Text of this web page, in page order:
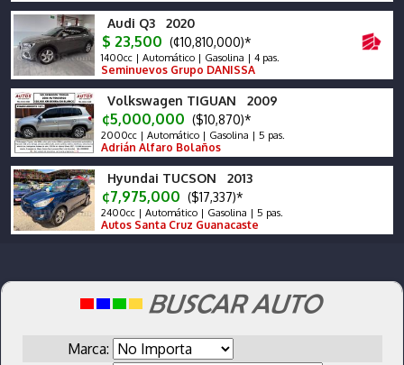
Audi Q3 2020
$ 23,500 (¢10,810,000)*
1400cc | Automático | Gasolina | 4 pas.
Seminuevos Grupo DANISSA
Volkswagen TIGUAN 2009
¢5,000,000 ($10,870)*
2000cc | Automático | Gasolina | 5 pas.
Adrián Alfaro Bolaños
Hyundai TUCSON 2013
¢7,975,000 ($17,337)*
2400cc | Automático | Gasolina | 5 pas.
Autos Santa Cruz Guanacaste
Marca: